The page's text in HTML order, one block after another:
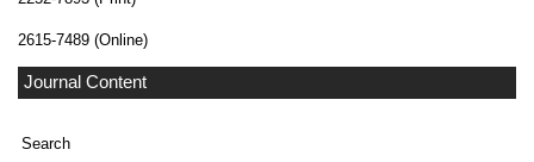
2615-7489 (Online)
Journal Content
Search